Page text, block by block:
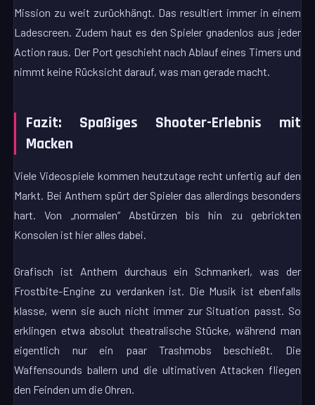
Mission zu weit zurückhängt. Das resultiert immer in einem
Ladescreen. Zudem haut es den Spieler gnadenlos aus jeder
Action raus. Der Port geschieht nach Ablauf eines Timers und
nimmt keine Rücksicht darauf, was man gerade macht.
Fazit: Spaßiges Shooter-Erlebnis mit
Macken
Viele Videospiele kommen heutzutage recht unfertig auf den
Markt. Bei Anthem spürt der Spieler das allerdings besonders
hart. Von „normalen“ Abstürzen bis hin zu gebrickten
Konsolen ist hier alles dabei.
Grafisch ist Anthem durchaus ein Schmankerl, was der
Frostbite-Engine zu verdanken ist. Die Musik ist ebenfalls
klasse, wenn sie auch nicht immer zur Situation passt. So
erklingen etwa absolut theatralische Stücke, während man
eigentlich nur ein paar Trashmobs beschießt. Die
Waffensounds ballern und die ultimativen Attacken fliegen
den Feinden um die Ohren.